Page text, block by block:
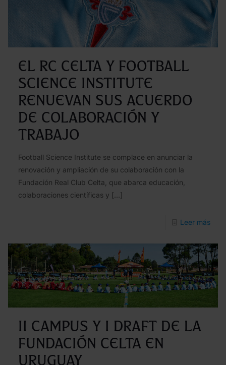
los
clínic
de
El RC Celta y Football
Science Institute
renuevan sus acuerdo
de colaboración y
trabajo
Football Science Institute se complace en anunciar la
renovación y ampliación de su colaboración con la
Fundación Real Club Celta, que abarca educación,
colaboraciones científicas y […]
Leer más-
RC
y
II Campus y I Draft de la
Fundación Celta en
Uruguay